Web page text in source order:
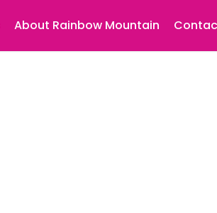
About Rainbow Mountain